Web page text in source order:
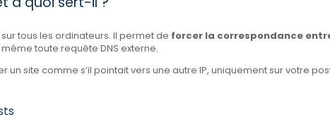
tous les ordinateurs. Il permet de forcer la correspondance
toute requête DNS externe.
un site comme s’il pointait vers une autre IP, uniquement sur votre